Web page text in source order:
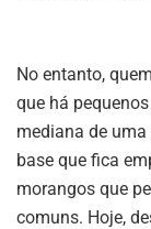
No entanto,
que há
mediana de
base que fica
morangos que
comuns. Hoje,